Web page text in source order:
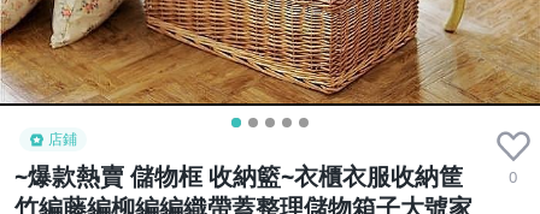
店鋪
~爆款熱賣 儲物框 收納籃~衣櫃衣服收納筐
0